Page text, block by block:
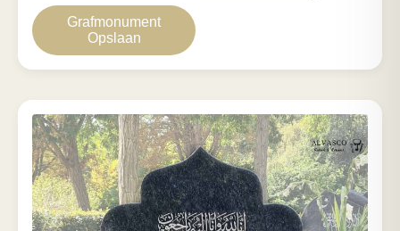
Grafmonument
Opslaan